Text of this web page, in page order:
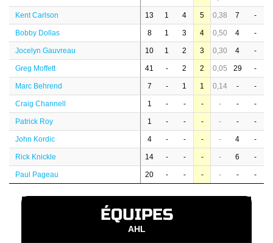
Kent Carlson 13 1 4 5 0,38 7 -
Bobby Dollas 8 1 3 4 0,50 4 -
Jocelyn Gauvreau 10 1 2 3 0,30 4 -
Greg Moffett 41 - 2 2 0,05 29 -
Marc Behrend 7 - 1 1 0,14 - -
Craig Channell 1 - - - - - -
Patrick Roy 1 - - - - - -
John Kordic 4 - - - - 4 -
Rick Knickle 14 - - - - 6 -
Paul Pageau 20 - - - - - -
ÉQUIPES
AHL